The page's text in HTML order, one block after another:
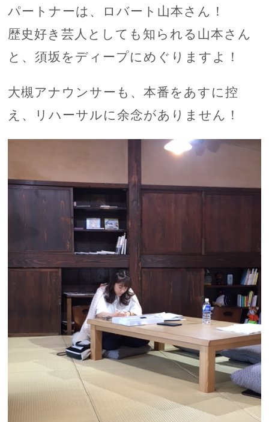
パートナーは、ロバート山本さん！
歴史好き芸人としても知られる山本さん
と、須坂をディープにめぐりますよ！
大槻アナウンサーも、本番をあすに控
え、リハーサルに余念がありません！